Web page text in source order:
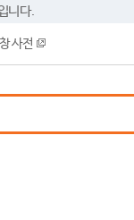
니다.
사전